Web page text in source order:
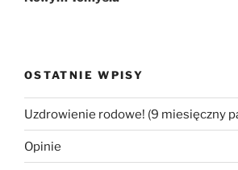
OSTATNIE WPISY
Uzdrowienie rodowe! (9 miesięczny
Opinie